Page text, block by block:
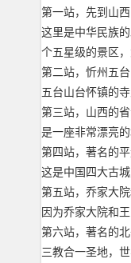
第一站，先到山
这里是中华民族
个五星级的景区
第二站，忻州五
五台山台怀镇的
第三站，山西的
是一座非常漂亮
第四站，著名的
这是中国四大古
第五站，乔家大
因为乔家大院和
第六站，著名的
三教合一圣地，